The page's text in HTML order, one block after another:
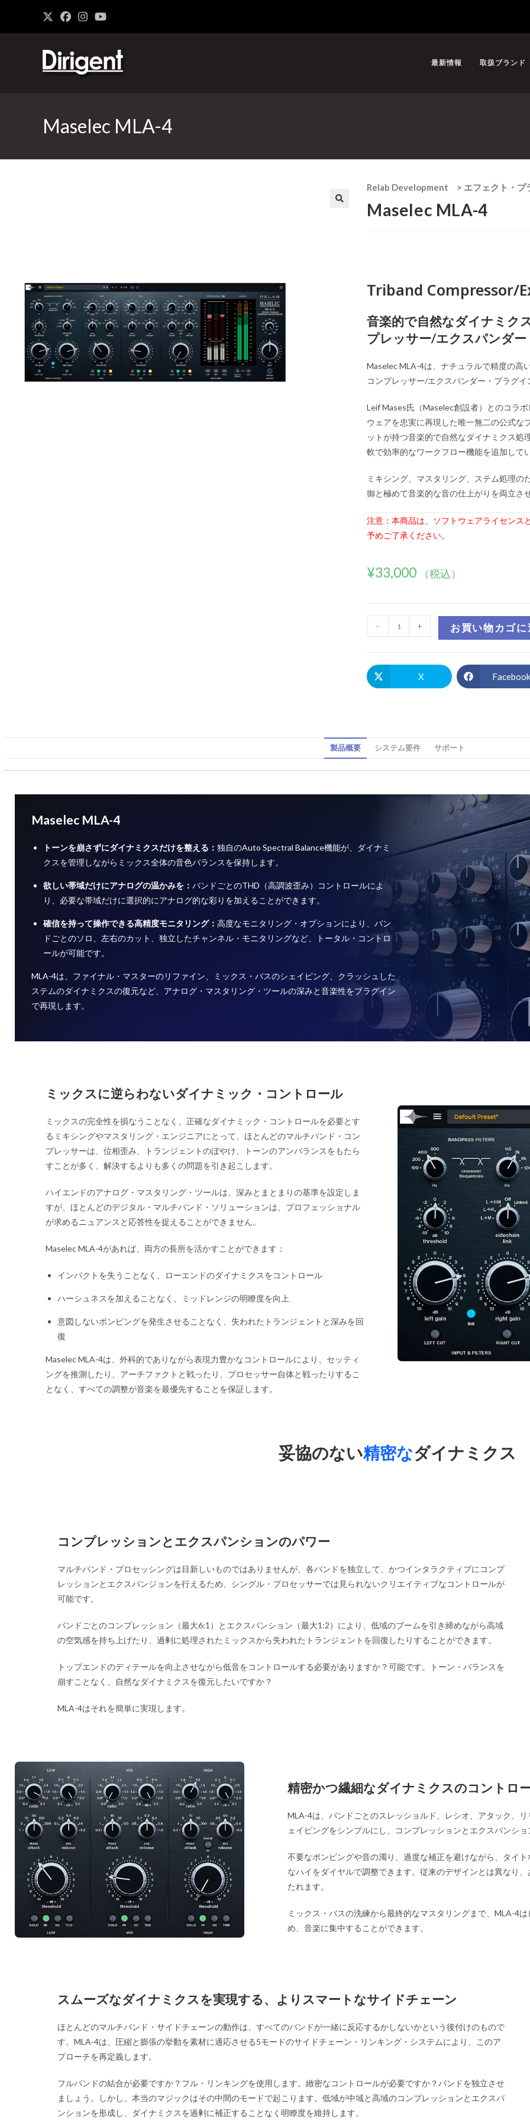
最新情報 取扱ブランド
Maselec MLA-4
Relab Development > エフェクト・プ
Maselec MLA-4
Triband Compressor/
音楽的で自然なダイナミク
プレッサー/エクスパンダー
Maselec MLA-4は、ナチュラルで精度の高
コンプレッサー/エクスパンダー・プラグイ
Leif Mases氏（Maselec創設者）とのコラ
ウェアを忠実に再現した唯一無二の公式な
ットが持つ音楽的で自然なダイナミクス
軟で効率的なワークフロー機能を追加して
ミキシング、マスタリング、ステム処理
御と極めて音楽的な音の仕上がりを両立さ
注意：本商品は、ソフトウェアライセンス
予めご了承ください。
¥33,000 （税込）
- + お買い物カゴ
X Facebook
製品概要 システム要件 サポート
Maselec MLA-4
トーンを崩さずにダイナミクスだけを整える： 独自のAuto Spectral Balance機能が、ダイナミ
クスを管理しながらミックス全体の音色バランスを保持します。
欲しい帯域だけにアナログの温かみを： バンドごとのTHD（高調波歪み）コントロールによ
り、必要な帯域だけに選択的にアナログ的な彩りを加えることができます。
確信を持って操作できる高精度モニタリング： 高度なモニタリング・オプションにより、バン
ドごとのソロ、左右のカット、独立したチャンネル・モニタリングなど、トータル・コントロ
ールが可能です。
MLA-4は、ファイナル・マスターのリファイン、ミックス・バスのシェイピング、クラッシュした
ステムのダイナミクスの復元など、アナログ・マスタリング・ツールの深みと音楽性をプラグイン
で再現します。
ミックスに逆らわないダイナミック・コントロール
ミックスの完全性を損なうことなく、正確なダイナミック・コントロールを必要とす
るミキシングやマスタリング・エンジニアにとって、ほとんどのマルチバンド・コン
プレッサーは、位相歪み、トランジェントのぼやけ、トーンのアンバランスをもたら
すことが多く、解決するよりも多くの問題を引き起こします。
ハイエンドのアナログ・マスタリング・ツールは、深みとまとまりの基準を設定しま
すが、ほとんどのデジタル・マルチバンド・ソリューションは、プロフェッショナル
が求めるニュアンスと応答性を捉えることができません。
Maselec MLA-4があれば、両方の長所を活かすことができます：
インパクトを失うことなく、ローエンドのダイナミクスをコントロール
ハーシュネスを加えることなく、ミッドレンジの明瞭度を向上
意図しないポンピングを発生させることなく、失われたトランジェントと深みを回
復
Maselec MLA-4は、外科的でありながら表現力豊かなコントロールにより、セッティ
ングを推測したり、アーチファクトと戦ったり、プロセッサー自体と戦ったりするこ
となく、すべての調整が音楽を最優先することを保証します。
妥協のない精密なダイナミクス
コンプレッションとエクスパンションのパワー
マルチバンド・プロセッシングは目新しいものではありませんが、各バンドを独立して、かつインタラクティブにコンプ
レッションとエクスパンジョンを行えるため、シングル・プロセッサーでは見られないクリエイティブなコントロールが
可能です。
バンドごとのコンプレッション（最大6:1）とエクスパンション（最大1:2）により、低域のブームを引き締めながら高域
の空気感を持ち上げたり、過剰に処理されたミックスから失われたトランジェントを回復したりすることができます。
トップエンドのディテールを向上させながら低音をコントロールする必要がありますか？可能です。トーン・バランスを
崩すことなく、自然なダイナミクスを復元したいですか？
MLA-4はそれを簡単に実現します。
精密かつ繊細なダイナミクスのコントロ
MLA-4は、バンドごとのスレッショルド、レシオ、アタック、
ェイピングをシンプルにし、コンプレッションとエクスパンシ
不要なポンピングや音の濁り、過度な補正を避けながら、タイ
なハイをダイヤルで調整できます。従来のデザインとは異なり
たれます。
ミックス・バスの洗練から最終的なマスタリングまで、MLA-4
め、音楽に集中することができます。
スムーズなダイナミクスを実現する、よりスマートなサイドチェーン
ほとんどのマルチバンド・サイドチェーンの動作は、すべてのバンドが一緒に反応するかしないかという後付けのもので
す。MLA-4は、圧縮と膨張の挙動を素材に適応させる5モードのサイドチェーン・リンキング・システムにより、このア
プローチを再定義します。
フルバンドの結合が必要ですか？フル・リンキングを使用します。緻密なコントロールが必要ですか？バンドを独立させ
ましょう。しかし、本当のマジックはその中間のモードで起こります。低域が中域と高域のコンプレッションとエクスパ
ンションを形成し、ダイナミクスを過剰に補正することなく明瞭度を維持します。